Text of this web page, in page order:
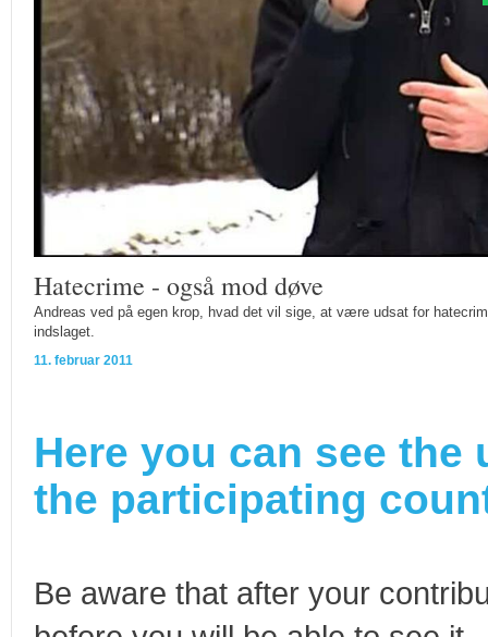
Hatecrime - også mod døve
Andreas ved på egen krop, hvad det vil sige, at være udsat for
indslaget.
11. februar 2011
Here you can see
the participating
Be aware that after your